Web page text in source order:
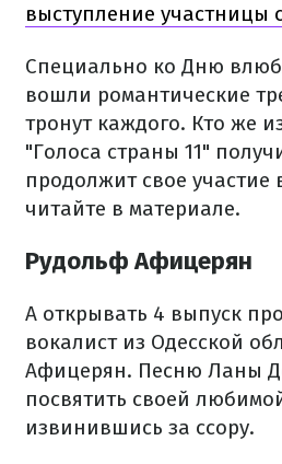
выступление участницы
Специально ко Дню
вошли романтические
тронут каждого. Кто же
"Голоса страны 11"
продолжит свое участие
читайте в материале.
Рудольф Афицерян
А открывать 4 выпуск
вокалист из Одесской
Афицерян. Песню Ланы
посвятить своей
извинившись за ссору.